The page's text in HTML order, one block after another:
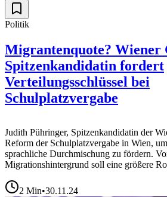
Politik
Migrantenquote? Wiener
Spitzenkandidatin fordert
Verteilungsschlüssel bei
Schulplatzvergabe
Judith Pühringer, Spitzenkandidatin der
Reform der Schulplatzvergabe in Wien,
sprachliche Durchmischung zu fördern.
Migrationshintergrund soll eine größere
2 Min•30.11.24